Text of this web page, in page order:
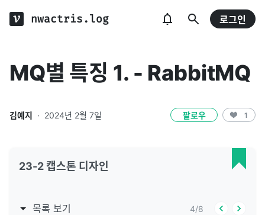
nwactris.log 로그인
MQ별 특징 1. - RabbitMQ
김예지 · 2024년 2월 7일 팔로우 1
23-2 캡스톤 디자인
목록 보기 4/8